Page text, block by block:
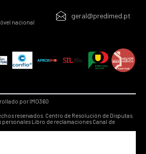
nacional
geral@predimed.pt
por IMO360
reservados. Centro de Resolución de Disputas.
personalesLibro de reclamaciones Canal de